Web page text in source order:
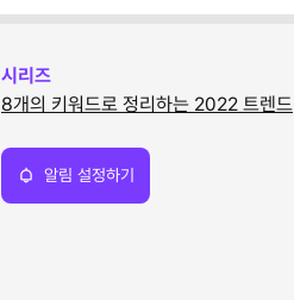
시리즈
8개의 키워드로 정리하는 2022 트렌드
알림 설정하기